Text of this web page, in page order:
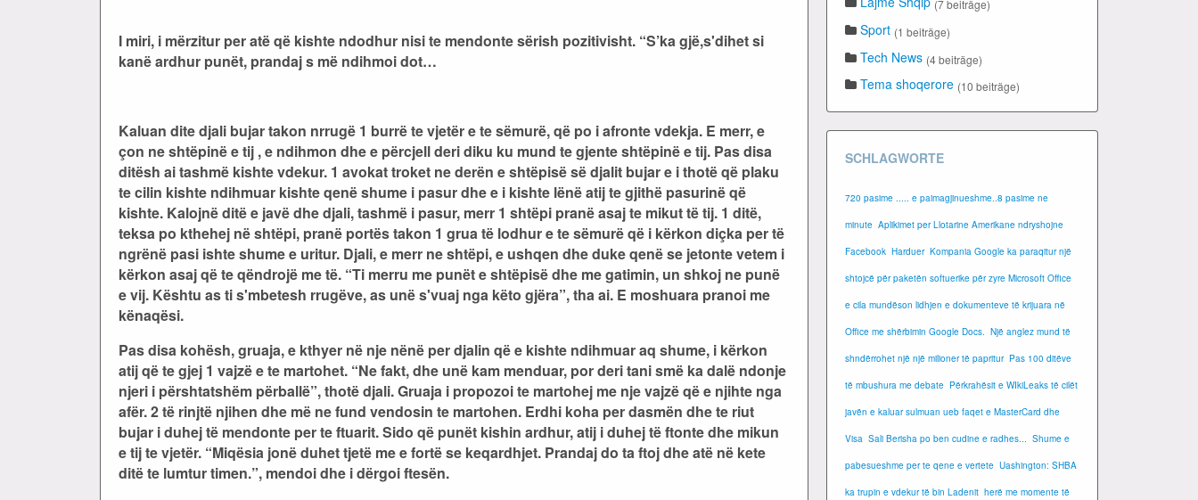
I miri, i mërzitur per atë që kishte ndodhur nisi te mendonte sërish pozitivisht. “S’ka gjë,s'dihet si
kanë ardhur punët, prandaj s më ndihmoi dot…
Kaluan dite djali bujar takon nrrugë 1 burrë te vjetër e te sëmurë, që po i afronte vdekja. E merr, e
çon ne shtëpinë e tij , e ndihmon dhe e përcjell deri diku ku mund te gjente shtëpinë e tij. Pas disa
ditësh ai tashmë kishte vdekur. 1 avokat troket ne derën e shtëpisë së djalit bujar e i thotë që plaku
te cilin kishte ndihmuar kishte qenë shume i pasur dhe e i kishte lënë atij te gjithë pasurinë që
kishte. Kalojnë ditë e javë dhe djali, tashmë i pasur, merr 1 shtëpi pranë asaj te mikut të tij. 1 ditë,
teksa po kthehej në shtëpi, pranë portës takon 1 grua të lodhur e te sëmurë që i kërkon diçka per të
ngrënë pasi ishte shume e uritur. Djali, e merr ne shtëpi, e ushqen dhe duke qenë se jetonte vetem i
kërkon asaj që te qëndrojë me të. “Ti merru me punët e shtëpisë dhe me gatimin, un shkoj ne punë
e vij. Kështu as ti s'mbetesh rrugëve, as unë s'vuaj nga këto gjëra”, tha ai. E moshuara pranoi me
kënaqësi.
Pas disa kohësh, gruaja, e kthyer në nje nënë per djalin që e kishte ndihmuar aq shume, i kërkon
atij që te gjej 1 vajzë e te martohet. “Ne fakt, dhe unë kam menduar, por deri tani smë ka dalë ndonje
njeri i përshtatshëm përballë”, thotë djali. Gruaja i propozoi te martohej me nje vajzë që e njihte nga
afër. 2 të rinjtë njihen dhe më ne fund vendosin te martohen. Erdhi koha per dasmën dhe te riut
bujar i duhej të mendonte per te ftuarit. Sido që punët kishin ardhur, atij i duhej të ftonte dhe mikun
e tij te vjetër. “Miqësia jonë duhet tjetë me e fortë se keqardhjet. Prandaj do ta ftoj dhe atë në kete
ditë te lumtur timen.”, mendoi dhe i dërgoi ftesën.
(7 beiträge)
Sport (1 beiträge)
Tech News (4 beiträge)
Tema shoqerore (10 beiträge)
SCHLAGWORTE
720 pasime ..... e paimagjinueshme..8 pasime ne
minute Aplikimet per Llotarine Amerikane ndryshojne
Facebook Harduer Kompania Google ka paraqitur një
shtojcë për paketën softuerike për zyre Microsoft Office
e cila mundëson lidhjen e dokumenteve të krijuara në
Office me shërbimin Google Docs. Një anglez mund të
shndërrohet një një milioner të papritur Pas 100 ditëve
të mbushura me debate Përkrahësit e WIkiLeaks të cilët
javën e kaluar sulmuan ueb faqet e MasterCard dhe
Visa Sali Berisha po ben cudine e radhes... Shume e
pabesueshme per te qene e vertete Uashington: SHBA
ka trupin e vdekur të bin Ladenit herë me momente të